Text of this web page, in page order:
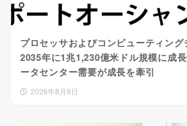
プロセッサおよびコンピューティング
2035年に1兆1,230億米ドル規模に成
ータセンター需要が成長を牽引
2026年8月8日